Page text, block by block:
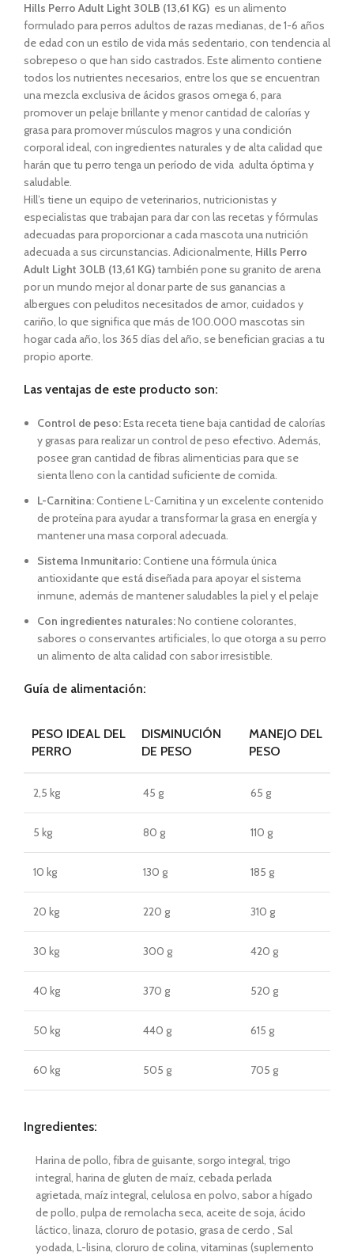
Hills Perro Adult Light 30LB (13,61 KG) es un alimento
formulado para perros adultos de razas medianas, de 1-6 años
de edad con un estilo de vida más sedentario, con tendencia al
sobrepeso o que han sido castrados. Este alimento contiene
todos los nutrientes necesarios, entre los que se encuentran
una mezcla exclusiva de ácidos grasos omega 6, para
promover un pelaje brillante y menor cantidad de calorías y
grasa para promover músculos magros y una condición
corporal ideal, con ingredientes naturales y de alta calidad que
harán que tu perro tenga un período de vida adulta óptima y
saludable.
Hill’s tiene un equipo de veterinarios, nutricionistas y
especialistas que trabajan para dar con las recetas y fórmulas
adecuadas para proporcionar a cada mascota una nutrición
adecuada a sus circunstancias. Adicionalmente, Hills Perro
Adult Light 30LB (13,61 KG)también pone su granito de arena
por un mundo mejor al donar parte de sus ganancias a
albergues con peluditos necesitados de amor, cuidados y
cariño, lo que significa que más de 100.000 mascotas sin
hogar cada año, los 365 días del año, se benefician gracias a tu
propio aporte.
Las ventajas de este producto son:
Control de peso:Esta receta tiene baja cantidad de calorías
y grasas para realizar un control de peso efectivo. Además,
posee gran cantidad de fibras alimenticias para que se
sienta lleno con la cantidad suficiente de comida.
L-Carnitina:Contiene L-Carnitina y un excelente contenido
de proteína para ayudar a transformar la grasa en energía y
mantener una masa corporal adecuada.
Sistema Inmunitario:Contiene una fórmula única
antioxidante que está diseñada para apoyar el sistema
inmune, además de mantener saludables la piel y el pelaje
Con ingredientes naturales:No contiene colorantes,
sabores o conservantes artificiales, lo que otorga a su perro
un alimento de alta calidad con sabor irresistible.
Guía de alimentación:
PESO IDEAL DEL
PERRO
DISMINUCIÓN
DE PESO
MANEJO DEL
PESO
2,5 kg 45 g 65 g
5 kg 80 g 110 g
10 kg 130 g 185 g
20 kg 220 g 310 g
30 kg 300 g 420 g
40 kg 370 g 520 g
50 kg 440 g 615 g
60 kg 505 g 705 g
Ingredientes:
Harina de pollo, fibra de guisante, sorgo integral, trigo
integral, harina de gluten de maíz, cebada perlada
agrietada, maíz integral, celulosa en polvo, sabor a hígado
de pollo, pulpa de remolacha seca, aceite de soja, ácido
láctico, linaza, cloruro de potasio, grasa de cerdo , Sal
yodada, L-lisina, cloruro de colina, vitaminas (suplemento